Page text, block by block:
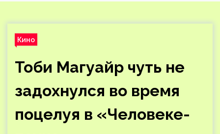
Кино
Тоби Магуайр чуть не
задохнулся во время
поцелуя в «Человеке-